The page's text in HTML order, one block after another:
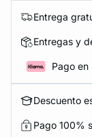
Entrega
Entregas y
Pago en
Descuento
Pago 100%